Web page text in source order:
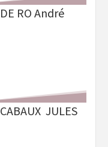
DE RO André
CABAUX JULES